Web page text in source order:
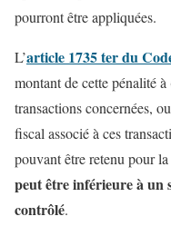
pourront être appliquées.
L’article 1735 ter du
montant de cette pénalité
transactions concernées,
fiscal associé à ces
pouvant être retenu pour
peut être inférieure à un
contrôlé.